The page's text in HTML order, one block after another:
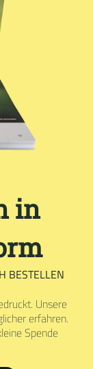
in
BESTELLEN
Unsere
erfahren.
Spende